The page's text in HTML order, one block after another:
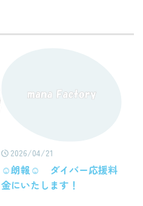
2026/04/21
☺朗報☺ ダイバー応援料
金にいたします！